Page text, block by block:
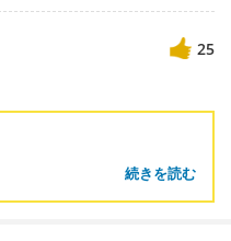
25
続きを読む